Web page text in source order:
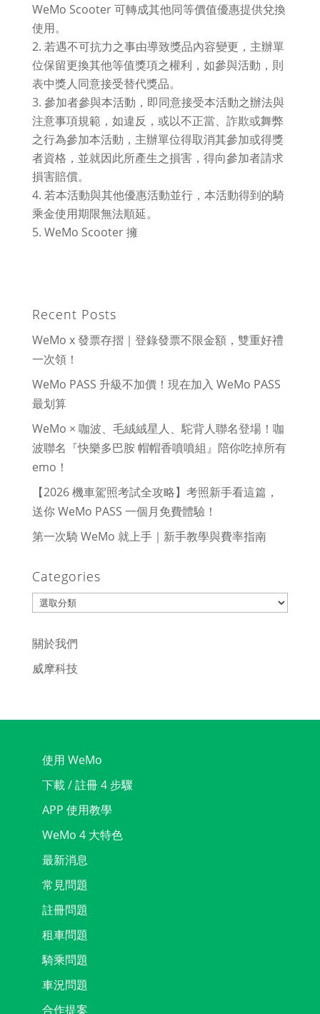
WeMo Scooter 可轉成其他同等價值優惠提供兌換
使用。
若遇不可抗力之事由導致獎品內容變更，主辦單
位保留更換其他等值獎項之權利，如參與活動，則
表中獎人同意接受替代獎品。
參加者參與本活動，即同意接受本活動之辦法與
注意事項規範，如違反，或以不正當、詐欺或舞弊
之行為參加本活動，主辦單位得取消其參加或得獎
者資格，並就因此所產生之損害，得向參加者請求
損害賠償。
若本活動與其他優惠活動並行，本活動得到的騎
乘金使用期限無法順延。
WeMo Scooter 擁
Recent Posts
WeMo x 發票存摺｜登錄發票不限金額，雙重好禮
一次領！
WeMo PASS 升級不加價！現在加入 WeMo PASS
最划算
WeMo × 咖波、毛絨絨星人、駝背人聯名登場！咖
波聯名『快樂多巴胺 帽帽香噴噴組』陪你吃掉所有
emo！
【2026 機車駕照考試全攻略】考照新手看這篇，
送你 WeMo PASS 一個月免費體驗！
第一次騎 WeMo 就上手｜新手教學與費率指南
Categories
Categories
關於我們
威摩科技
使用 WeMo
下載 / 註冊 4 步驟
APP 使用教學
WeMo 4 大特色
最新消息
常見問題
註冊問題
租車問題
騎乘問題
車況問題
合作提案